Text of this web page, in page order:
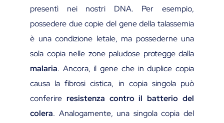
presentì nei nostri DNA. Per esempio,
possedere due copie del gene della talassemia
è una condizione letale, ma possederne una
sola copia nelle zone paludose protegge dalla
malaria. Ancora, il gene che in duplice copia
causa la fibrosi cistica, in copia singola può
conferire resistenza contro il batterio del
colera. Analogamente, una singola copia del